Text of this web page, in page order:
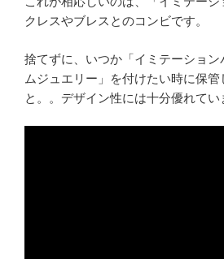
クレスやブレスとのコンビです。
捨てずに、いつか「イミテーショ
ムジュエリー」を付けたい時に保
と。。デザイン性には十分優れてい